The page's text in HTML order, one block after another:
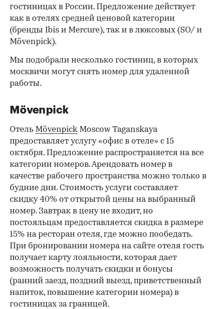
гостиницах в России. Предложение действует
как в отелях средней ценовой категории
(бренды Ibis и Mercure), так и в люксовых (SO/ и
Mövenpick).
Мы подобрали несколько гостиниц, в которых
москвичи могут снять номер для удаленной
работы.
00:00 / 00:00
Mövenpick
Отель Mövenpick Moscow Taganskaya
предоставляет услугу «офис в отеле» с 15
октября. Предложение распространяется на все
категории номеров. Арендовать номер в
качестве рабочего пространства можно только в
будние дни. Стоимость услуги составляет
скидку 40% от открытой цены на выбранный
номер. Завтрак в цену не входит, но
постояльцам предоставляется скидка в размере
15% на ресторан отеля, где можно пообедать.
При бронировании номера на сайте отеля гость
получает карту лояльности, которая дает
возможность получать скидки и бонусы
(ранний заезд, поздний выезд, приветственный
напиток, повышение категории номера) в
гостиницах за границей.